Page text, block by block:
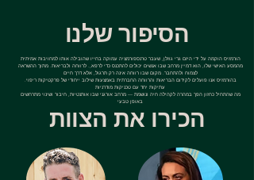
הסיפור שלנו
הורמזיס הוקמה על ידי היזם גרי גוזלן, שעבר טרנספורמציה עמוקה בחייו שהובילה אותו למחויבות אמיתית
לרווחה ולבריאות. מתוך ההשראה .‎מהמסע האישי שלו, הוא דמיין מרחב שבו אנשים יכולים להתכנס כדי לרפא,
לצמוח ולהתחבר. מקום שבו רווחה אינה רק תרגול, אלא דרך חיים
.‎בהורמזיס אנו פועלים לקידום הבריאות והרווחה החברתית באמצעות שילוב ייחודי של פרקטיקות ריפוי
עתיקות יחד עם טכניקות מודרניות
מה שהתחיל כחזון הפך במהרה לקהילה חיה ונושמת — מרחב אורגני שבו אותנטיות, חיבור ושינוי מתרחשים
באופן טבעי
הכירו את הצוות